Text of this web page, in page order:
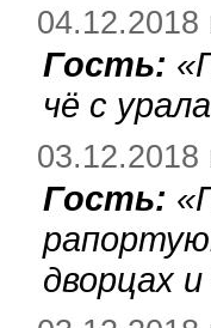
04.12.2018
Гость: «
чё с
03.12.2018
Гость: «
дворцах